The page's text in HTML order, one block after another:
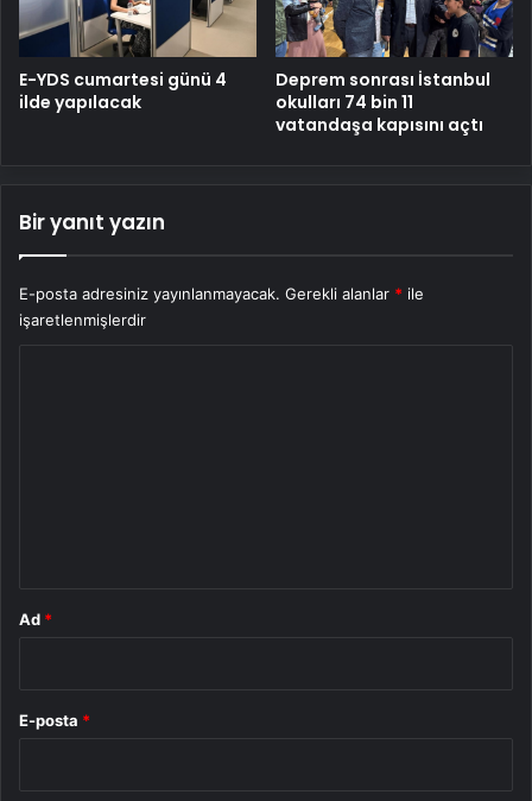
E-YDS cumartesi günü 4
ilde yapılacak
Deprem sonrası İstanbul
okulları 74 bin 11
vatandaşa kapısını açtı
Bir yanıt yazın
E-posta adresiniz yayınlanmayacak. Gerekli alanlar * ile
işaretlenmişlerdir
Ad *
E-posta *